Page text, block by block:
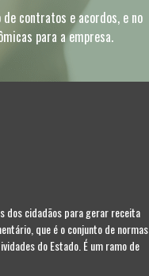
contratos e acordos, e no
para a empresa.
dos cidadãos para gerar receita
que é o conjunto de normas
do Estado. É um ramo de